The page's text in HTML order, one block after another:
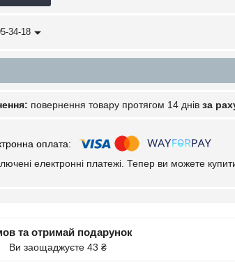
34-18
повернення товару протягом 14 днів за
електронні платежі. Тепер ви можете
та отримай подарунок
Ви заощаджуєте 43 ₴